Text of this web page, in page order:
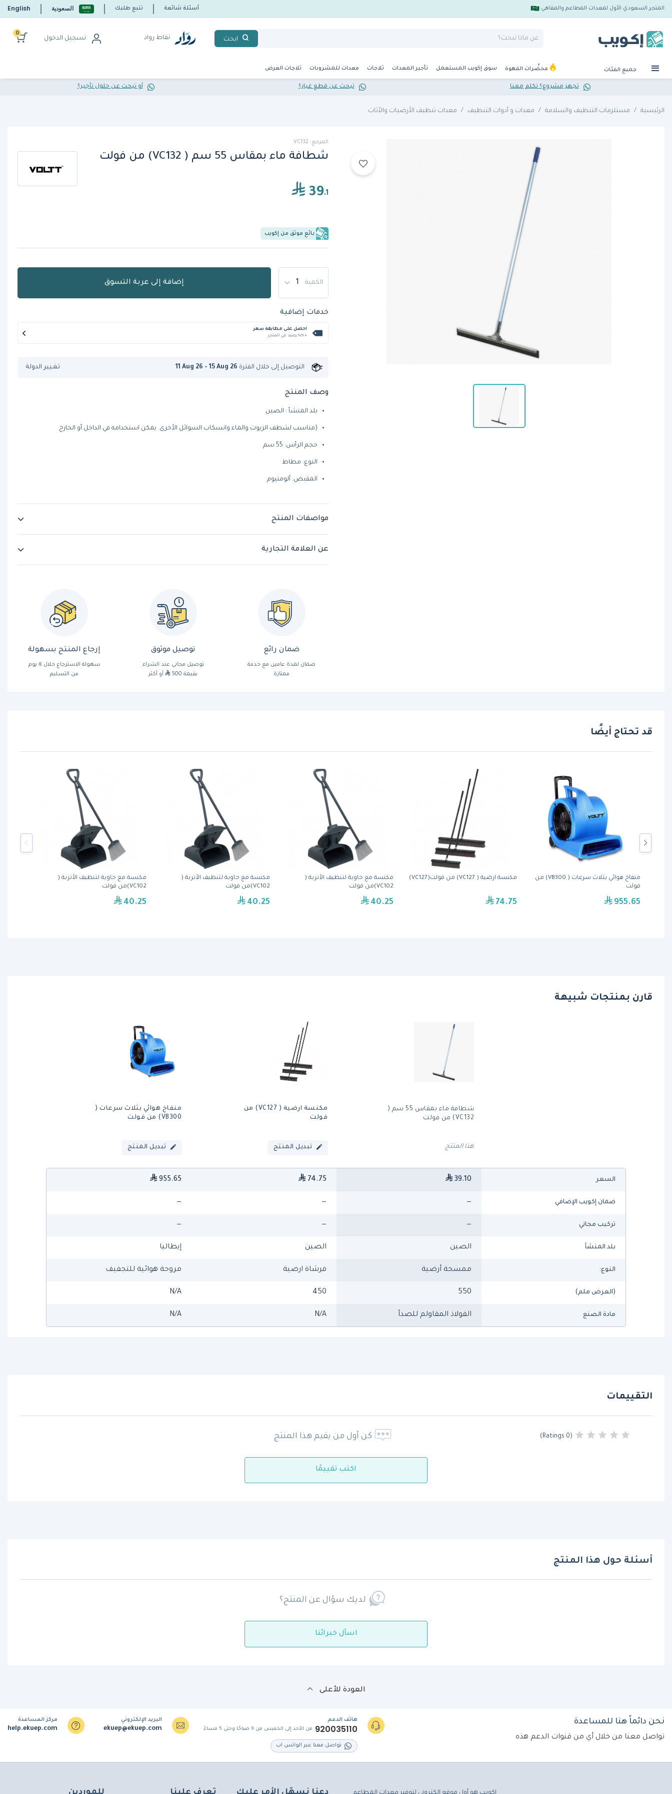
المتجر السعودي الأول لمعدات المطاعم والمقاهي أسئلة شائعة تتبع طلبك السعودية English
ابحث نقاط رواد تسجيل الدخول
0
جميع الفئات محضِّرات القهوة سوق إكويب المستعمل تأجير المعدات ثلاجات معدات للمشروبات ثلاجات العرض
تجهز مشروع؟ تكلم معنا تبحث عن قطع غيار؟ أو تبحث عن حلول تأجير؟
الرئيسية مستلزمات التنظيف والسلامة معدات و أدوات التنظيف معدات تنظيف الأرضيات والأثاث
المرجع: VC132
شطافة ماء بمقاس 55 سم ( VC132) من فولت
39.1
بائع موثق من إكويب
الكمية إضافة إلى عربة التسوق
خدمات إضافية
احصل على مطابقة سعر
+ %5 رصيد في المتجر
التوصيل إلى خلال الفترة 11 Aug 26 - 15 Aug 26 تغيير الدولة
وصف المنتج
بلد المنشأ : الصين
(مناسب لشطف الزيوت والماء وانسكاب السوائل الأخرى. يمكن استخدامه في الداخل أو الخارج
حجم الرأس: 55 سم
النوع: مطاط
المقبض: ألومنيوم
مواصفات المنتج
عن العلامة التجارية
ضمان رائع
ضمان لمدة عامين مع خدمة
ممتازة
توصيل موثوق
توصيل مجاني عند الشراء
بقيمة 500
أو أكثر
إرجاع المنتج بسهولة
سهولة الاسترجاع خلال ١٤ يوم
من التسليم
قد تحتاج أيضًا
مكنسة مع حاوية لتنظيف الأتربة (
VC102)من فولت
40.25
مكنسة مع حاوية لتنظيف الأتربة (
VC102)من فولت
40.25
مكنسة مع حاوية لتنظيف الأتربة (
VC102)من فولت
40.25
مكنسة ارضية ( VC127) من فولت(VC127)
74.75
منفاخ هوائي بثلاث سرعات ( VB300) من
فولت
955.65
قارن بمنتجات شبيهة
شطافة ماء بمقاس 55 سم (
VC132) من فولت
هذا المنتج
مكنسة ارضية ( VC127) من
فولت
تبديل المنتج
منفاخ هوائي بثلاث سرعات (
VB300) من فولت
تبديل المنتج
السعر 39.10
74.75
955.65
ضمان إكويب الإضافي —
—
—
تركيب مجاني —
—
—
بلد المنشأ الصين الصين إيطاليا
النوع: ممسحة أرضية فرشاة ارضية مروحة هوائية للتجفيف
(العرض ملم) 550
450
N/A
مادة الصنع الفولاذ المقاولم للصدأ N/A
N/A
التقييمات
(0 Ratings) كن أول من يقيم هذا المنتج
اكتب تقييمًا
أسئلة حول هذا المنتج
لديك سؤال عن المنتج؟
اسأل خبرائنا
العودة للأعلى
نحن دائماً هنا للمساعدة
تواصل معنا من خلال أي من قنوات الدعم هذه
هاتف الدعم
920035110 من الأحد إلى الخميس من 9 صباحًا وحتى 5 مساءً
تواصل معنا عبر الواتس اب
البريد الإلكتروني
ekuep@ekuep.com
مركز المساعدة
help.ekuep.com